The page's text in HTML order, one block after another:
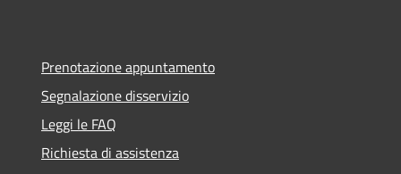
Prenotazione appuntamento
Segnalazione disservizio
Leggi le FAQ
Richiesta di assistenza